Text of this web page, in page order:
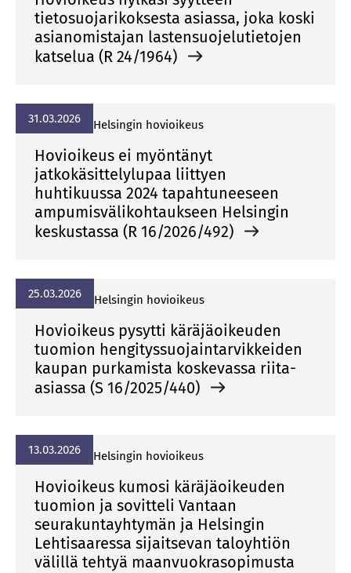
tietosuojarikoksesta asiassa, joka koski
asianomistajan lastensuojelutietojen
katselua (R 24/1964)
31.03.2026 Helsingin hovioikeus
Hovioikeus ei myöntänyt
jatkokäsittelylupaa liittyen
huhtikuussa 2024 tapahtuneeseen
ampumisvälikohtaukseen Helsingin
keskustassa (R 16/2026/492)
25.03.2026 Helsingin hovioikeus
Hovioikeus pysytti käräjäoikeuden
tuomion hengityssuojaintarvikkeiden
kaupan purkamista koskevassa riita-
asiassa (S 16/2025/440)
13.03.2026 Helsingin hovioikeus
Hovioikeus kumosi käräjäoikeuden
tuomion ja sovitteli Vantaan
seurakuntayhtymän ja Helsingin
Lehtisaaressa sijaitsevan taloyhtiön
välillä tehtyä maanvuokrasopimusta